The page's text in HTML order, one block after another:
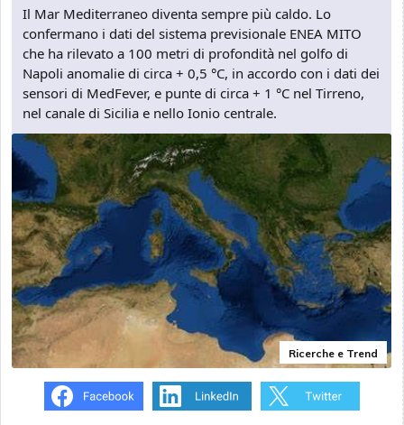
Il Mar Mediterraneo diventa sempre più caldo. Lo
confermano i dati del sistema previsionale ENEA MITO
che ha rilevato a 100 metri di profondità nel golfo di
Napoli anomalie di circa + 0,5 °C, in accordo con i dati dei
sensori di MedFever, e punte di circa + 1 °C nel Tirreno,
nel canale di Sicilia e nello Ionio centrale.
Ricerche e Trend